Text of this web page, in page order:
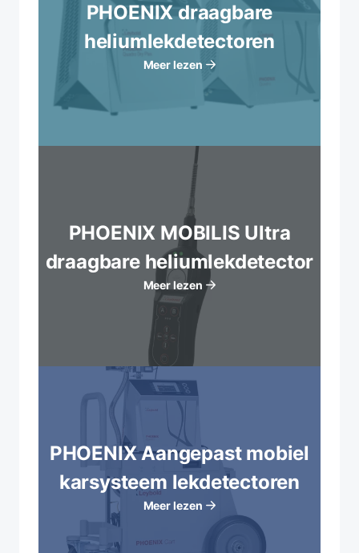
PHOENIX draagbare
heliumlekdetectoren
Meer lezen
PHOENIX MOBILIS Ultra
draagbare heliumlekdetector
Meer lezen
PHOENIX Aangepast mobiel
karsysteem lekdetectoren
Meer lezen